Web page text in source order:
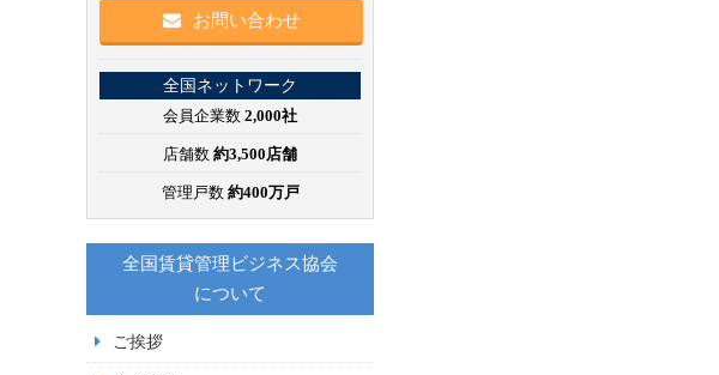
お問い合わせ
全国ネットワーク
会員企業数 2,000社
店舗数 約3,500店舗
管理戸数 約400万戸
全国賃貸管理ビジネス協会
について
ご挨拶